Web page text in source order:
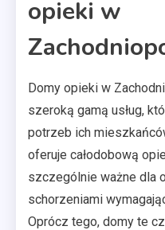
opieki w
Domy opieki w
szeroką gamą usług,
potrzeb ich
oferuje całodobową
szczególnie ważne dla
schorzeniami
Oprócz tego, domy te